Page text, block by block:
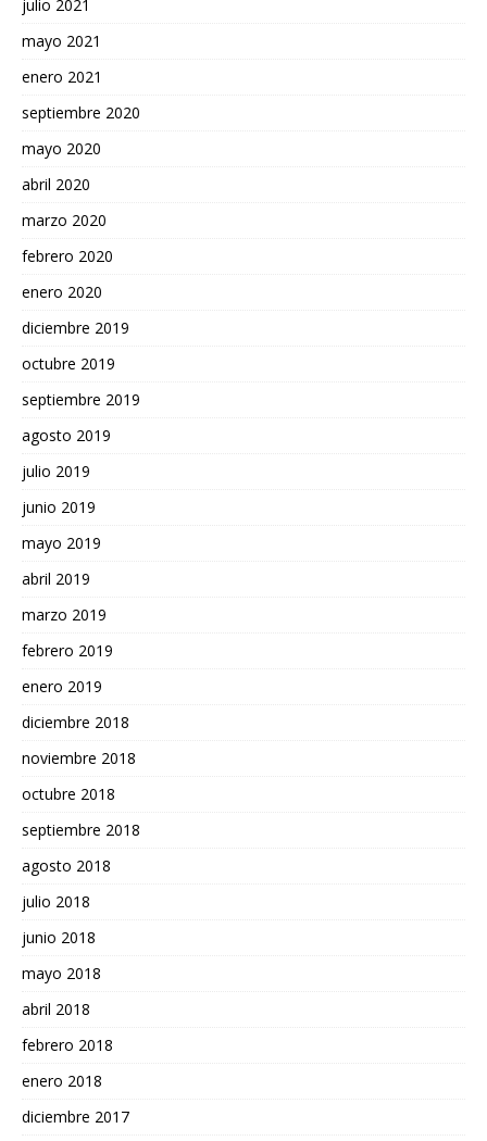
julio 2021
mayo 2021
enero 2021
septiembre 2020
mayo 2020
abril 2020
marzo 2020
febrero 2020
enero 2020
diciembre 2019
octubre 2019
septiembre 2019
agosto 2019
julio 2019
junio 2019
mayo 2019
abril 2019
marzo 2019
febrero 2019
enero 2019
diciembre 2018
noviembre 2018
octubre 2018
septiembre 2018
agosto 2018
julio 2018
junio 2018
mayo 2018
abril 2018
febrero 2018
enero 2018
diciembre 2017